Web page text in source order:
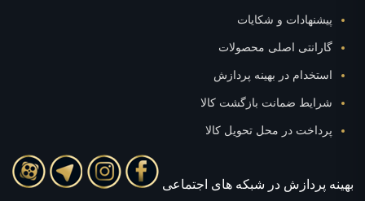
پیشنهادات و شکایات
گارانتی اصلی محصولات
استخدام در بهینه پردازش
شرایط ضمانت بازگشت کالا
پرداخت در محل تحویل کالا
بهينه پردازش در شبکه های اجتماعی